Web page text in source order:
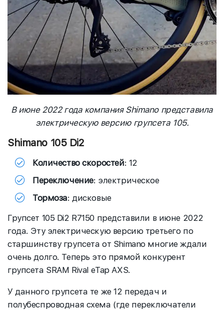
В июне 2022 года компания Shimano представила
электрическую версию групсета 105.
Shimano 105 Di2
Количество скоростей: 12
Переключение: электрическое
Тормоза: дисковые
Групсет 105 Di2 R7150 представили в июне 2022
года. Эту электрическую версию третьего по
старшинству групсета от Shimano многие ждали
очень долго. Теперь это прямой конкурент
групсета SRAM Rival eTap AXS.
У данного групсета те же 12 передач и
полубеспроводная схема (где переключатели